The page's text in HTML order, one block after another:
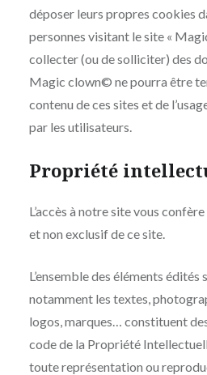
déposer leurs propres cookies
personnes visitant le site «
collecter (ou de solliciter) des
Magic clown© ne pourra être
contenu de ces sites et de
par les utilisateurs.
Propriété
L’accès à notre site vous
et non exclusif de ce site.
L’ensemble des éléments édités
notamment les textes,
logos, marques… constituent
code de la Propriété
toute représentation ou